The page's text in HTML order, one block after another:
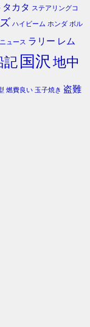
カタ ステアリングコ
ハイビーム ホンダ ボル
ュース ラリー レム
記 国沢 地中
燃費良い 玉子焼き 盗難